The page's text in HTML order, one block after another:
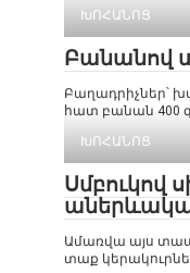
ԽՈՀԱՆՈՑ
Բանանով
Բաղադրիչներ՝
հատ բանան 400
ԽՈՀԱՆՈՑ
Սմբուկով
Ամառվա այս
տաք